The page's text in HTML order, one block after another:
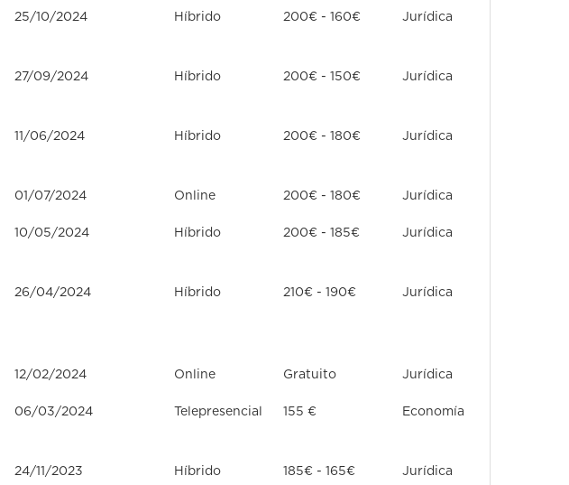
25/10/2024 Híbrido 200€ - 160€ Jurídica
27/09/2024 Híbrido 200€ - 150€ Jurídica
11/06/2024 Híbrido 200€ - 180€ Jurídica
01/07/2024 Online 200€ - 180€ Jurídica
10/05/2024 Híbrido 200€ - 185€ Jurídica
26/04/2024 Híbrido 210€ - 190€ Jurídica
12/02/2024 Online Gratuito Jurídica
06/03/2024 Telepresencial 155 € Economía
24/11/2023 Híbrido 185€ - 165€ Jurídica